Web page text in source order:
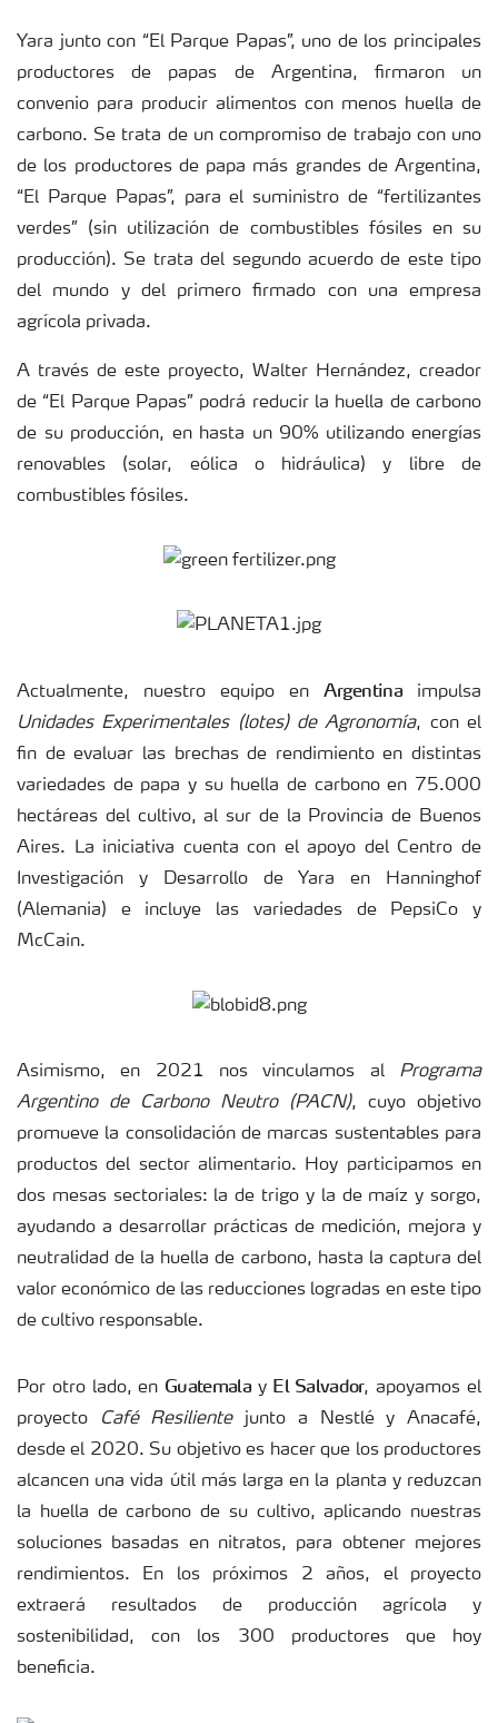
Yara junto con “El Parque Papas”, uno de los principales
productores de papas de Argentina, firmaron un
convenio para producir alimentos con menos huella de
carbono. Se trata de un compromiso de trabajo con uno
de los productores de papa más grandes de Argentina,
“El Parque Papas”, para el suministro de “fertilizantes
verdes” (sin utilización de combustibles fósiles en su
producción). Se trata del segundo acuerdo de este tipo
del mundo y del primero firmado con una empresa
agrícola privada.
A través de este proyecto, Walter Hernández, creador
de “El Parque Papas” podrá reducir la huella de carbono
de su producción, en hasta un 90% utilizando energías
renovables (solar, eólica o hidráulica) y libre de
combustibles fósiles.
Actualmente, nuestro equipo enArgentinaimpulsa
Unidades Experimentales (lotes) de Agronomía, con el
fin de evaluar las brechas de rendimiento en distintas
variedades de papa y su huella de carbono en 75.000
hectáreas del cultivo, al sur de la Provincia de Buenos
Aires. La iniciativa cuenta con el apoyo del Centro de
Investigación y Desarrollo de Yara en Hanninghof
(Alemania) e incluye las variedades de PepsiCo y
McCain.
Asimismo, en 2021 nos vinculamos al Programa
Argentino de Carbono Neutro (PACN), cuyo objetivo
promueve la consolidación de marcas sustentables para
productos del sector alimentario. Hoy participamos en
dos mesas sectoriales: la de trigo y la de maíz y sorgo,
ayudando a desarrollar prácticas de medición, mejora y
neutralidad de la huella de carbono, hasta la captura del
valor económico de las reducciones logradas en este tipo
de cultivo responsable.
Por otro lado, en Guatemalay El Salvador, apoyamos el
proyecto
Café Resilientejunto a Nestlé y Anacafé,
desde el 2020. Su objetivo es hacer que los productores
alcancen una vida útil más larga en la planta y reduzcan
la huella de carbono de su cultivo, aplicando nuestras
soluciones basadas en nitratos, para obtener mejores
rendimientos. En los próximos 2 años, el proyecto
extraerá resultados de producción agrícola y
sostenibilidad, con los 300 productores que hoy
beneficia.